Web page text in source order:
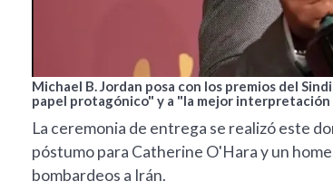
Michael B. Jordan posa con los premios del
papel protagónico" y a "la mejor
La ceremonia de entrega se realizó este
póstumo para Catherine O'Hara y un
bombardeos a Irán.